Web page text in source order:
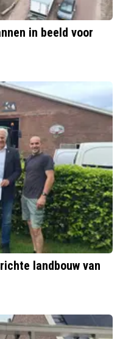
in beeld voor
landbouw van